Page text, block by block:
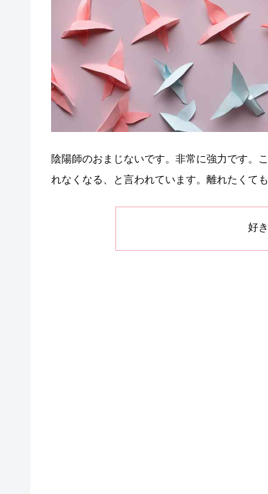
陰陽師のおまじないです。非常に強力です。
れなくなる、と言われています。離れたくて
好